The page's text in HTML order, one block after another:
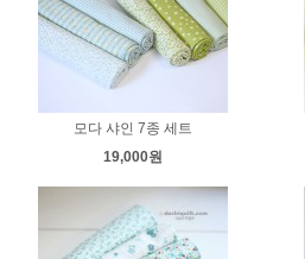
모다 샤인 7종 세트
19,000원